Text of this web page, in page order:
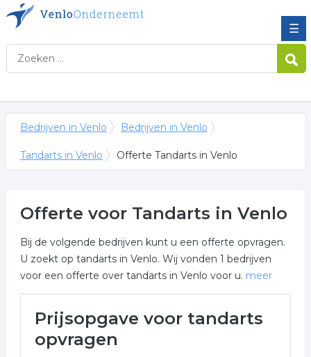
☰
Bedrijven in Venlo Bedrijven in Venlo
Tandarts in Venlo Offerte Tandarts in Venlo
Offerte voor Tandarts in Venlo
Bij de volgende bedrijven kunt u een offerte opvragen.
U zoekt op tandarts in Venlo. Wij vonden 1 bedrijven
voor een offerte over tandarts in Venlo voor u. meer
Onderstaand vindt u een overzicht van alle tandarts
gerelateerde bedrijven in de omgeving van Venlo voor
Prijsopgave voor tandarts
opvragen